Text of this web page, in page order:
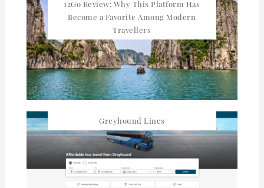
12Go Review: Why This Platform Has
Become a Favorite Among Modern
Travellers
Greyhound Lines